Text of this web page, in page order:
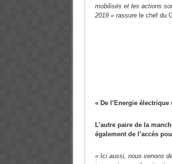
mobilisés et les actions
2019 » rassure le chef du
« De l’Energie
L’autre paire de la
également de l’accès
« Ici aussi, nous venons